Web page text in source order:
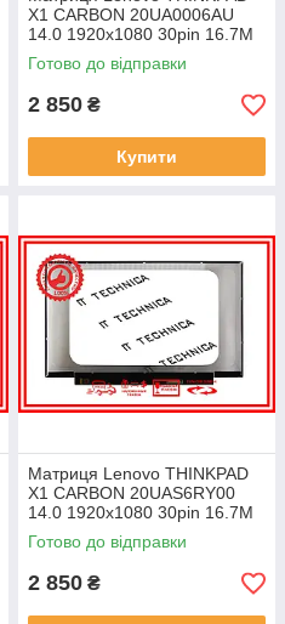
X1 CARBON 20UA0006AU
14.0 1920x1080 30pin 16.7M
45% NTSC 300 cd/m² для
ноутбука
Готово до відправки
2 850 ₴
Купити
Матриця Lenovo THINKPAD
X1 CARBON 20UAS6RY00
14.0 1920x1080 30pin 16.7M
45% NTSC 300 cd/m² для
ноутбука
Готово до відправки
2 850 ₴